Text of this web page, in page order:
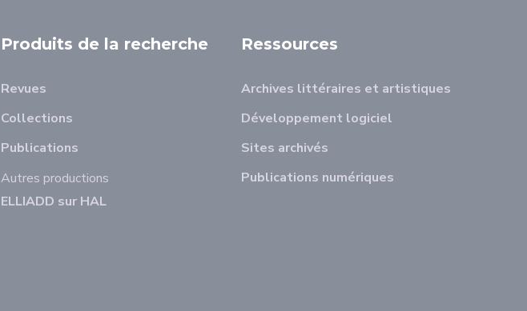
Produits de la recherche
Revues
Collections
Publications
Autres productions
ELLIADD sur HAL
Ressources
Archives littéraires et artistiques
Développement logiciel
Sites archivés
Publications numériques